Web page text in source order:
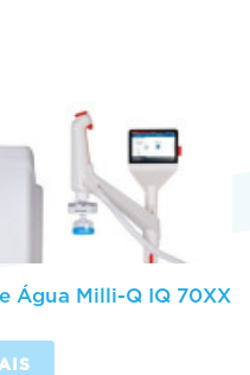
Água Milli-Q IQ 70XX